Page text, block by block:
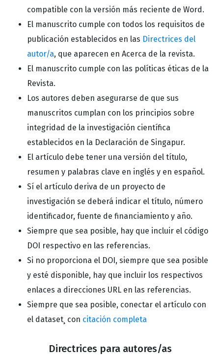
compatible con la versión más reciente de Word.
El manuscrito cumple con todos los requisitos de
publicación establecidos en las Directrices del
autor/a, que aparecen en Acerca de la revista.
El manuscrito cumple con las políticas éticas de la
Revista.
Los autores deben asegurarse de que sus
manuscritos cumplan con los principios sobre
integridad de la investigación científica
establecidos en la Declaración de Singapur.
El artículo debe tener una versión del título,
resumen y palabras clave en inglés y en español.
Sí el artículo deriva de un proyecto de
investigación se deberá indicar el título, número
identificador, fuente de financiamiento y año.
Siempre que sea posible, hay que incluir el código
DOI respectivo en las referencias.
Si no proporciona el DOI, siempre que sea posible
y esté disponible, hay que incluir los respectivos
enlaces a direcciones URL en las referencias.
Siempre que sea posible, conectar el artículo con
el dataset¸ con citación completa
Directrices para autores/as